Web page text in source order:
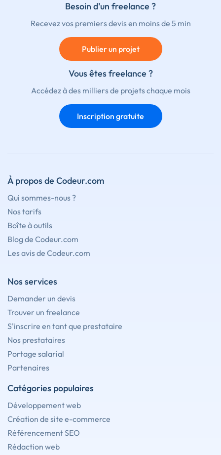
Besoin d'un freelance ?
Recevez vos premiers devis en moins de 5 min
Publier un projet
Vous êtes freelance ?
Accédez à des milliers de projets chaque mois
Inscription gratuite
À propos de Codeur.com
Qui sommes-nous ?
Nos tarifs
Boîte à outils
Blog de Codeur.com
Les avis de Codeur.com
Nos services
Demander un devis
Trouver un freelance
S'inscrire en tant que prestataire
Nos prestataires
Portage salarial
Partenaires
Catégories populaires
Développement web
Création de site e-commerce
Référencement SEO
Rédaction web